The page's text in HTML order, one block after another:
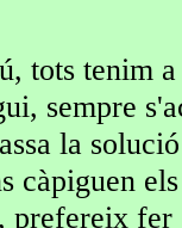
tots tenim
sempre
la
càpiguen
fer